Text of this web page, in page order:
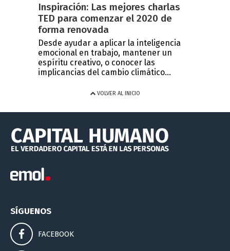
Inspiración: Las mejores charlas
TED para comenzar el 2020 de
forma renovada
Desde ayudar a aplicar la inteligencia
emocional en trabajo, mantener un
espíritu creativo, o conocer las
implicancias del cambio climático...
VOLVER AL INICIO
SÍGUENOS
FACEBOOK